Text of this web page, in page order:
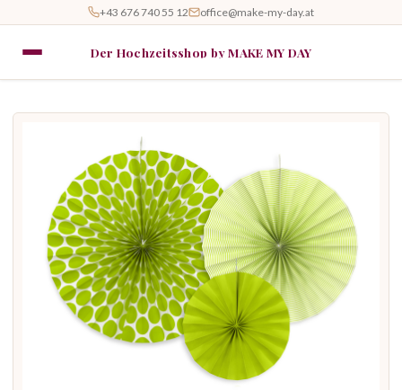
+43 676 740 55 12 office@make-my-day.at
Der Hochzeitsshop by MAKE MY DAY